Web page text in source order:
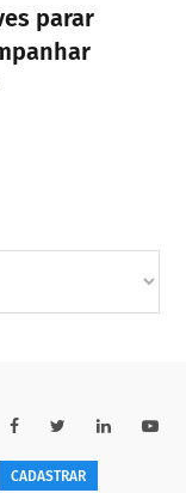
parar
CADASTRAR